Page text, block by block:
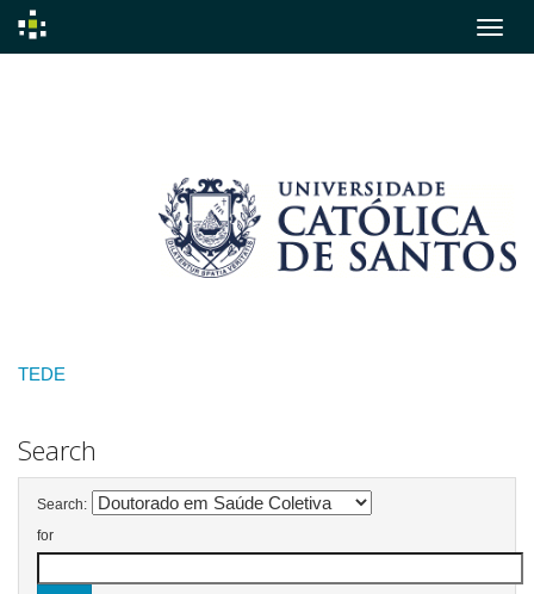
TEDE
Search
Search:
for